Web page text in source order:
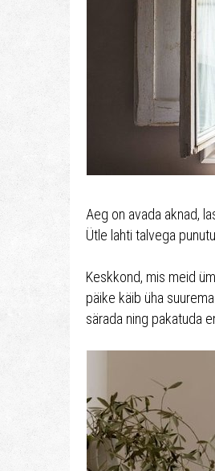
Aeg on avada aknad,
Ütle lahti talvega
Keskkond, mis meid
päike käib üha
särada ning pakatuda